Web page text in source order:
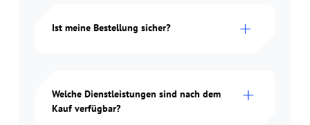
Ist meine Bestellung sicher?
Welche Dienstleistungen sind nach dem
Kauf verfügbar?